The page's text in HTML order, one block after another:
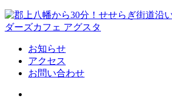
お知らせ
アクセス
お問い合わせ